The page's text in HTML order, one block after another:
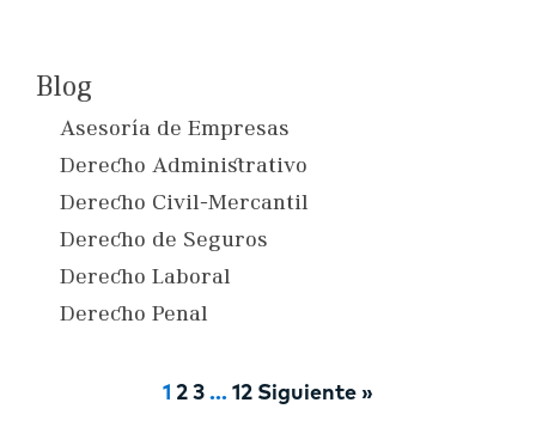
Blog
Asesoría de Empresas
Derecho Administrativo
Derecho Civil-Mercantil
Derecho de Seguros
Derecho Laboral
Derecho Penal
1 2 3 … 12 Siguiente »